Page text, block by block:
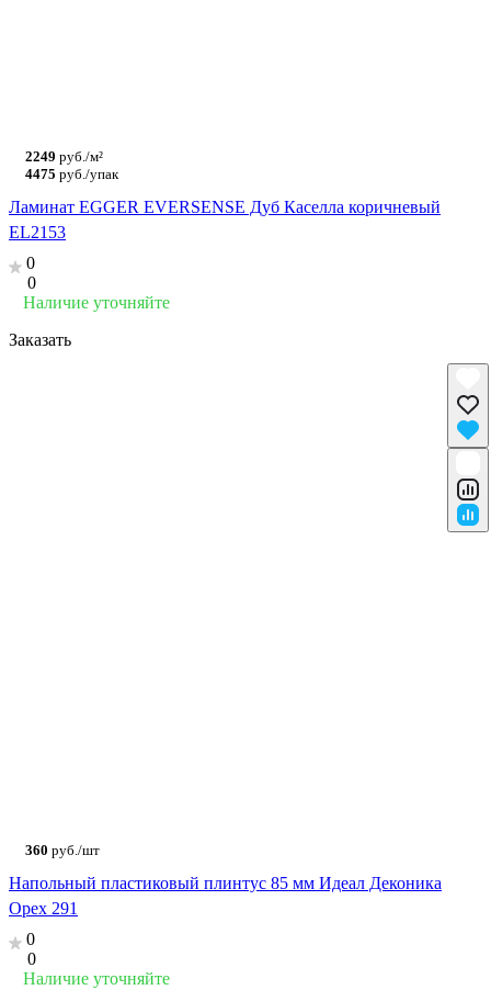
2249 руб./м²
4475 руб./упак
Ламинат EGGER EVERSENSE Дуб Каселла коричневый
EL2153
0
0
Наличие уточняйте
Заказать
360 руб./шт
Напольный пластиковый плинтус 85 мм Идеал Деконика
Орех 291
0
0
Наличие уточняйте